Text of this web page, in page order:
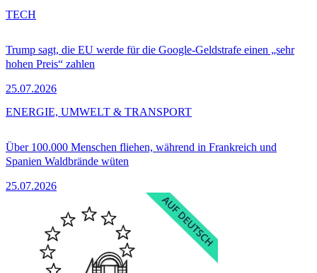
Trump sagt, die EU werde für die Google-Geldstrafe einen „sehr
hohen Preis“ zahlen
25.07.2026
TECH
Über 100.000 Menschen fliehen, während in Frankreich und
Spanien Waldbrände wüten
25.07.2026
ENERGIE, UMWELT & TRANSPORT